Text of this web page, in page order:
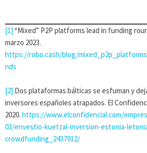
[1] “Mixed” P2P platforms lead in funding
marzo 2023.
https://robo.cash/blog/
nds
[2] Dos plataformas bálticas se esfuman y
inversores españoles atrapados. El
2020. https://www.elconfidencial.com/
03/envestio-kuetzal-inversion-estonia-
crowdfunding_2437912/